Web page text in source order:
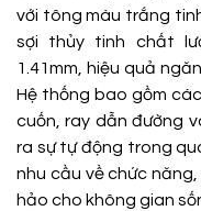
với tông màu trắng
sợi thủy tinh chất
1.41mm, hiệu quả
Hệ thống bao gồm
cuốn, ray dẫn đường
ra sự tự động trong
nhu cầu về chức
hảo cho không gian